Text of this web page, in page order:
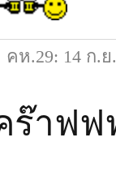
คห.29: 14 ก.ย
คร๊า